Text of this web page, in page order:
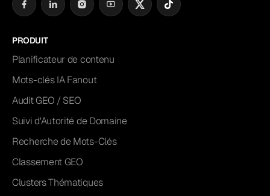
PRODUIT
Planificateur de contenu
Mots-clés IA Fanout
Audit GEO / SEO
Suivi d'Autorité de Domaine
Recherche de Mots-Clés
Classement GEO
Clusters Thématiques